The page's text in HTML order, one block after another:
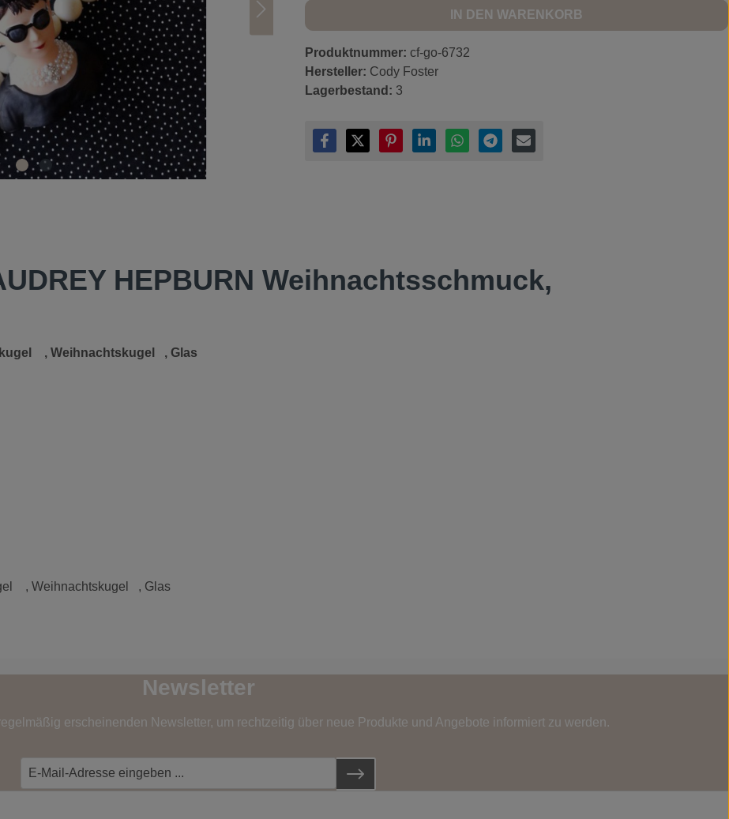
IN DEN WARENKORB
Produktnummer:cf-go-6732
Hersteller: Cody Foster
Lagerbestand: 3
HEPBURN Weihnachtsschmuck,
, Weihnachtskugel , Glas
, Weihnachtskugel , Glas
Newsletter
erscheinenden Newsletter, um rechtzeitig über neue Produkte und Angebote informiert zu werden.